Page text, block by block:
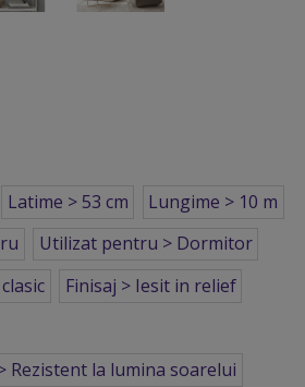
Latime > 53 cm
Lungime > 10 m
Utilizat pentru > Dormitor
Finisaj > Iesit in relief
Rezistent la lumina soarelui